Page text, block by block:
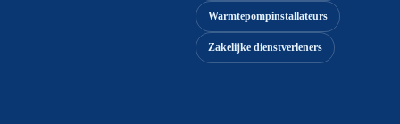
Warmtepompinstallateurs
Zakelijke dienstverleners